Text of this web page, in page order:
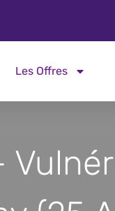
Les Offres